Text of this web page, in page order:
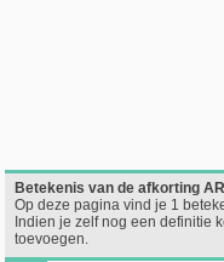
Betekenis van de afkorting
Op deze pagina vind je 1
Indien je zelf nog een definitie
toevoegen.